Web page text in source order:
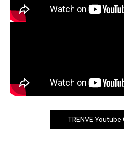
TRENVE Youtube